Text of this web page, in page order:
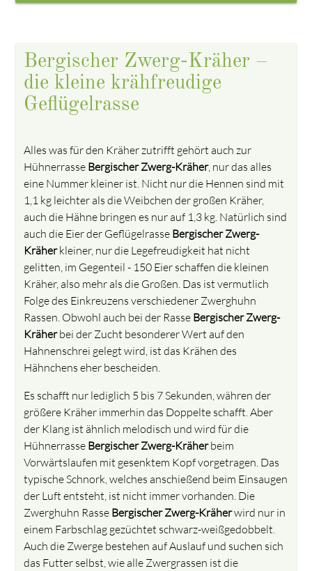
Bergischer Zwerg-Kräher –
die kleine krähfreudige
Geflügelrasse
Alles was für den Kräher zutrifft gehört auch zur
Hühnerrasse Bergischer Zwerg-Kräher, nur das alles
eine Nummer kleiner ist. Nicht nur die Hennen sind mit
1,1 kg leichter als die Weibchen der großen Kräher,
auch die Hähne bringen es nur auf 1,3 kg. Natürlich sind
auch die Eier der Geflügelrasse Bergischer Zwerg-
Kräherkleiner, nur die Legefreudigkeit hat nicht
gelitten, im Gegenteil - 150 Eier schaffen die kleinen
Kräher, also mehr als die Großen. Das ist vermutlich
Folge des Einkreuzens verschiedener Zwerghuhn
Rassen. Obwohl auch bei der Rasse Bergischer Zwerg-
Kräherbei der Zucht besonderer Wert auf den
Hahnenschrei gelegt wird, ist das Krähen des
Hähnchens eher bescheiden.
Es schafft nur lediglich 5 bis 7 Sekunden, währen der
größere Kräher immerhin das Doppelte schafft. Aber
der Klang ist ähnlich melodisch und wird für die
Hühnerrasse Bergischer Zwerg-Kräherbeim
Vorwärtslaufen mit gesenktem Kopf vorgetragen. Das
typische Schnork, welches anschießend beim Einsaugen
der Luft entsteht, ist nicht immer vorhanden. Die
Zwerghuhn Rasse Bergischer Zwerg-Kräherwird nur in
einem Farbschlag gezüchtet schwarz-weißgedobbelt.
Auch die Zwerge bestehen auf Auslauf und suchen sich
das Futter selbst, wie alle Zwergrassen ist die